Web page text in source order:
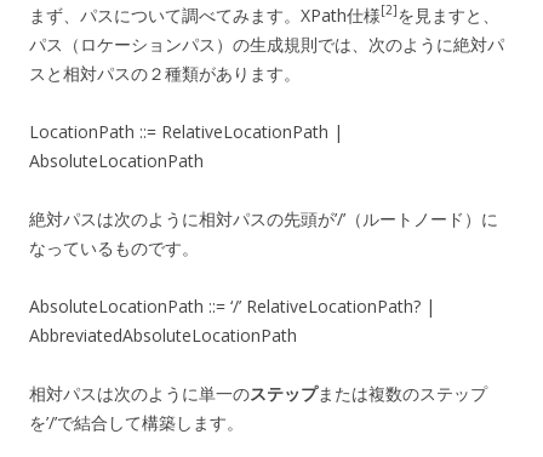
まず、パスについて調べてみます。XPath仕様[2]を見ますと、
パス（ロケーションパス）の生成規則では、次のように絶対パ
スと相対パスの２種類があります。
LocationPath ::= RelativeLocationPath |
AbsoluteLocationPath
絶対パスは次のように相対パスの先頭が’/’（ルートノード）に
なっているものです。
AbsoluteLocationPath ::= ‘/’ RelativeLocationPath? |
AbbreviatedAbsoluteLocationPath
相対パスは次のように単一のステップまたは複数のステップ
を’/’で結合して構築します。